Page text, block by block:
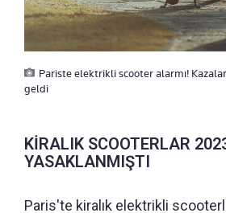
Pariste elektrikli scooter alarmı!
geldi
KİRALIK SCOOTERLAR
YASAKLANMIŞTI
Paris'te kiralık elektrikli